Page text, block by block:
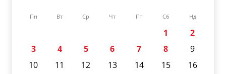
Пн Вт Ср Чт Пт Сб Нд
1
2
3
4 5 6 7 8
9
10
11 12 13 14 15
16